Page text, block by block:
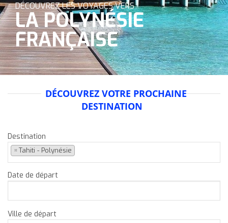
DÉCOUVREZ LES VOYAGES VERS
LA POLYNÉSIE
FRANÇAISE
DÉCOUVREZ VOTRE PROCHAINE
DESTINATION
Destination
× Tahiti - Polynésie
Date de départ
Ville de départ